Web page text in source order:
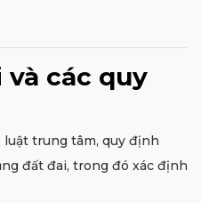
các quy
trung tâm, quy định
đất đai, trong đó xác định